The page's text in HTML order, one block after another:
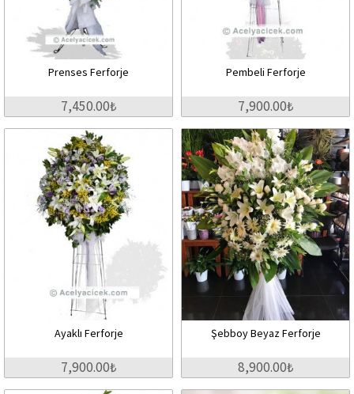
Prenses Ferforje
7,450.00₺
Pembeli Ferforje
7,900.00₺
Ayaklı Ferforje
7,900.00₺
Şebboy Beyaz Ferforje
8,900.00₺